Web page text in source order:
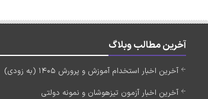
آخرین مطالب وبلاگ
آخرین اخبار استخدام آموزش و پرورش 1405 (به زودی)
آخرین اخبار آزمون تیزهوشان و نمونه دولتی